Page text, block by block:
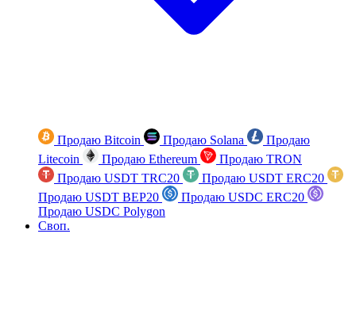
Продаю Bitcoin Продаю Solana
Продаю
Litecoin
Продаю Ethereum
Продаю TRON
Продаю USDT TRC20
Продаю USDT ERC20
Продаю USDT BEP20
Продаю USDC ERC20
Продаю USDC Polygon
Своп.